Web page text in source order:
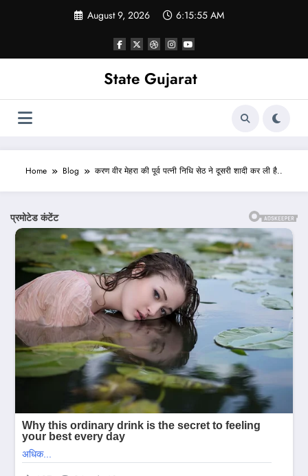
August 9, 2026 6:15:58 AM
State Gujarat
Home Blog करण वीर मेहरा की पूर्व पत्नी निधि सेठ ने दूसरी शादी कर ली है..